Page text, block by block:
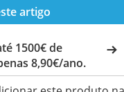
artigo
1500€ de
8,90€/ano.